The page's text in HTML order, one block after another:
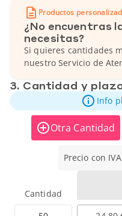
Productos
¿No encuentras
necesitas?
Si quieres cantidades
nuestro Servicio de
3. Cantidad y
Info
Otra Cantidad
Precio con IVA
Cantidad